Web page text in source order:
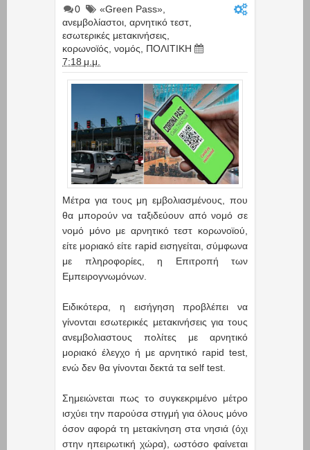
0 «Green Pass»
ανεμβολίαστοι αρνητικό τεστ
εσωτερικές μετακινήσεις
κορωνοϊός νομός
ΠΟΛΙΤΙΚΗ
7:18 μ.μ.
Μέτρα για τους μη εμβολιασμένους, που
θα μπορούν να ταξιδεύουν από νομό σε
νομό μόνο με αρνητικό τεστ κορωνοϊού,
είτε μοριακό είτε rapid εισηγείται, σύμφωνα
με πληροφορίες, η Επιτροπή των
Εμπειρογνωμόνων.
Ειδικότερα, η εισήγηση προβλέπει να
γίνονται εσωτερικές μετακινήσεις για τους
ανεμβολιαστους πολίτες με αρνητικό
μοριακό έλεγχο ή με αρνητικό rapid test,
ενώ δεν θα γίνονται δεκτά τα self test.
Σημειώνεται πως το συγκεκριμένο μέτρο
ισχύει την παρούσα στιγμή για όλους μόνο
όσον αφορά τη μετακίνηση στα νησιά (όχι
στην ηπειρωτική χώρα), ωστόσο φαίνεται